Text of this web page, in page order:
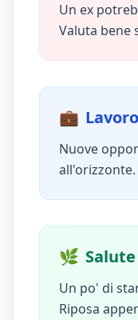
Un ex
Valuta bene
💼 Lavoro
Nuove
🌿 Salute
Un po' di
Riposa